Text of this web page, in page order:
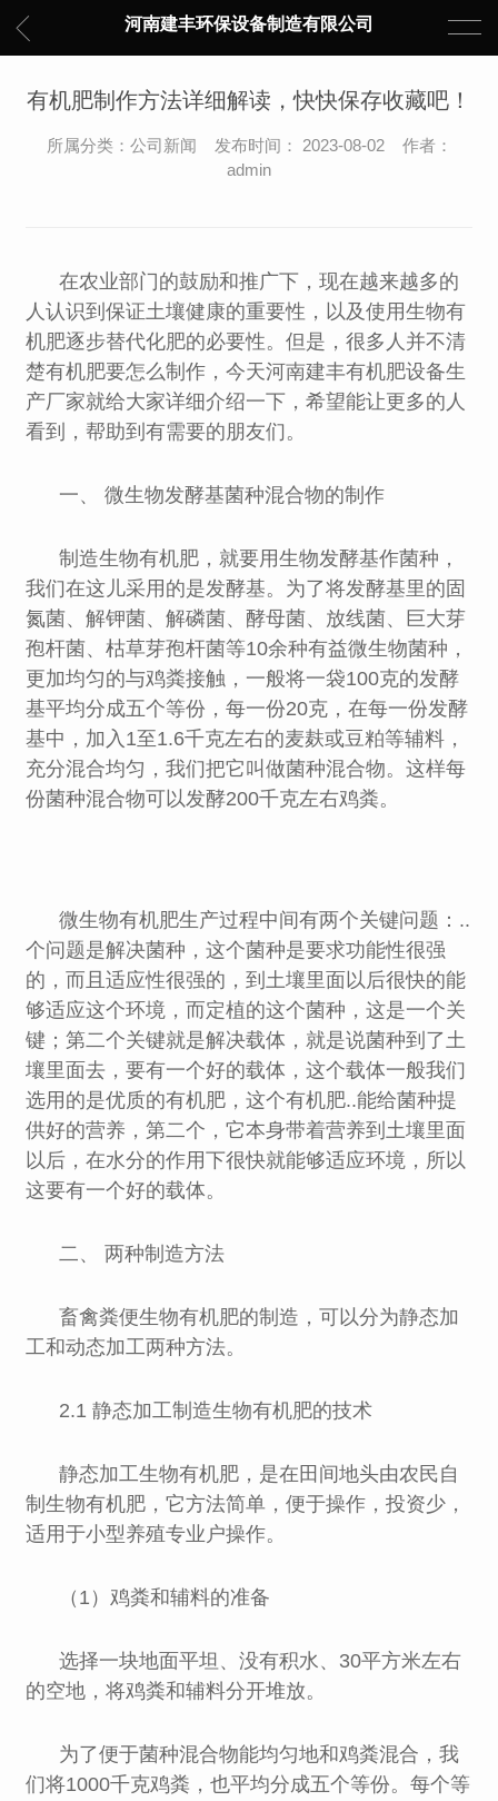
河南建丰环保设备制造有限公司
有机肥制作方法详细解读，快快保存收藏吧！
所属分类：公司新闻 发布时间： 2023-08-02 作者：
admin
在农业部门的鼓励和推广下，现在越来越多的
人认识到保证土壤健康的重要性，以及使用生物有
机肥逐步替代化肥的必要性。但是，很多人并不清
楚有机肥要怎么制作，今天河南建丰有机肥设备生
产厂家就给大家详细介绍一下，希望能让更多的人
看到，帮助到有需要的朋友们。
一、 微生物发酵基菌种混合物的制作
制造生物有机肥，就要用生物发酵基作菌种，
我们在这儿采用的是发酵基。为了将发酵基里的固
氮菌、解钾菌、解磷菌、酵母菌、放线菌、巨大芽
孢杆菌、枯草芽孢杆菌等10余种有益微生物菌种，
更加均匀的与鸡粪接触，一般将一袋100克的发酵
基平均分成五个等份，每一份20克，在每一份发酵
基中，加入1至1.6千克左右的麦麸或豆粕等辅料，
充分混合均匀，我们把它叫做菌种混合物。这样每
份菌种混合物可以发酵200千克左右鸡粪。
微生物有机肥生产过程中间有两个关键问题：..
个问题是解决菌种，这个菌种是要求功能性很强
的，而且适应性很强的，到土壤里面以后很快的能
够适应这个环境，而定植的这个菌种，这是一个关
键；第二个关键就是解决载体，就是说菌种到了土
壤里面去，要有一个好的载体，这个载体一般我们
选用的是优质的有机肥，这个有机肥..能给菌种提
供好的营养，第二个，它本身带着营养到土壤里面
以后，在水分的作用下很快就能够适应环境，所以
这要有一个好的载体。
二、 两种制造方法
畜禽粪便生物有机肥的制造，可以分为静态加
工和动态加工两种方法。
2.1 静态加工制造生物有机肥的技术
静态加工生物有机肥，是在田间地头由农民自
制生物有机肥，它方法简单，便于操作，投资少，
适用于小型养殖专业户操作。
（1）鸡粪和辅料的准备
选择一块地面平坦、没有积水、30平方米左右
的空地，将鸡粪和辅料分开堆放。
为了便于菌种混合物能均匀地和鸡粪混合，我
们将1000千克鸡粪，也平均分成五个等份。每个等